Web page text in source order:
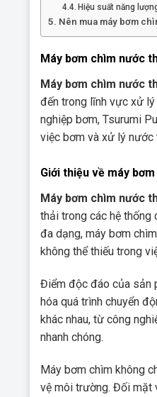
Hiệu suất năng
Nên mua máy bơm
Máy bơm chìm nước
Máy bơm chìm nước
đến trong lĩnh vực xử
nghiệp bơm, Tsurumi
việc bơm và xử lý nước
Giới thiệu về máy
Máy bơm chìm nước
thải trong các hệ
đa dạng, máy bơm
không thể thiếu trong
Điểm độc đáo của sản
hóa quá trình chuyển
khác nhau, từ công
nhanh chóng.
Máy bơm chìm không
vệ môi trường. Đối mặt